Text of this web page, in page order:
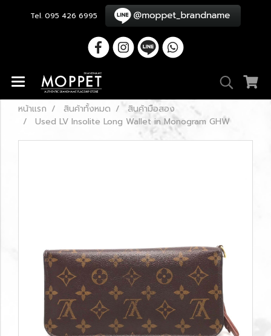
Tel. 095 426 6995
หน้าแรก สินค้าทั้งหมด
สินค้ามือสอง
Used LV Insolite Long Wallet in Monogram GHW